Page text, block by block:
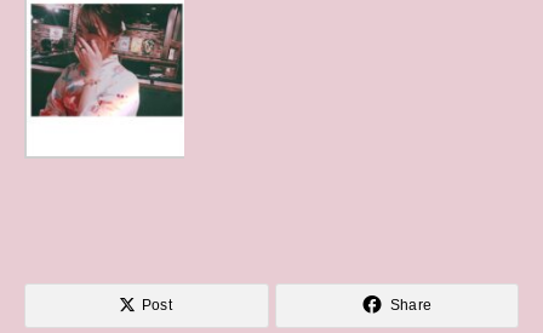
Post Share